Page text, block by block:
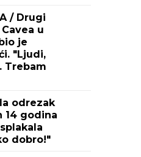
/ Drugi
u
je
"Ljudi,
Trebam
odrezak
14 godina
dobro!"